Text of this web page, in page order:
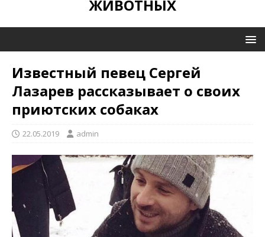
ЖИВОТНЫХ
Известный певец Сергей
Лазарев рассказывает о своих
приютских собаках
22.05.2019 admin